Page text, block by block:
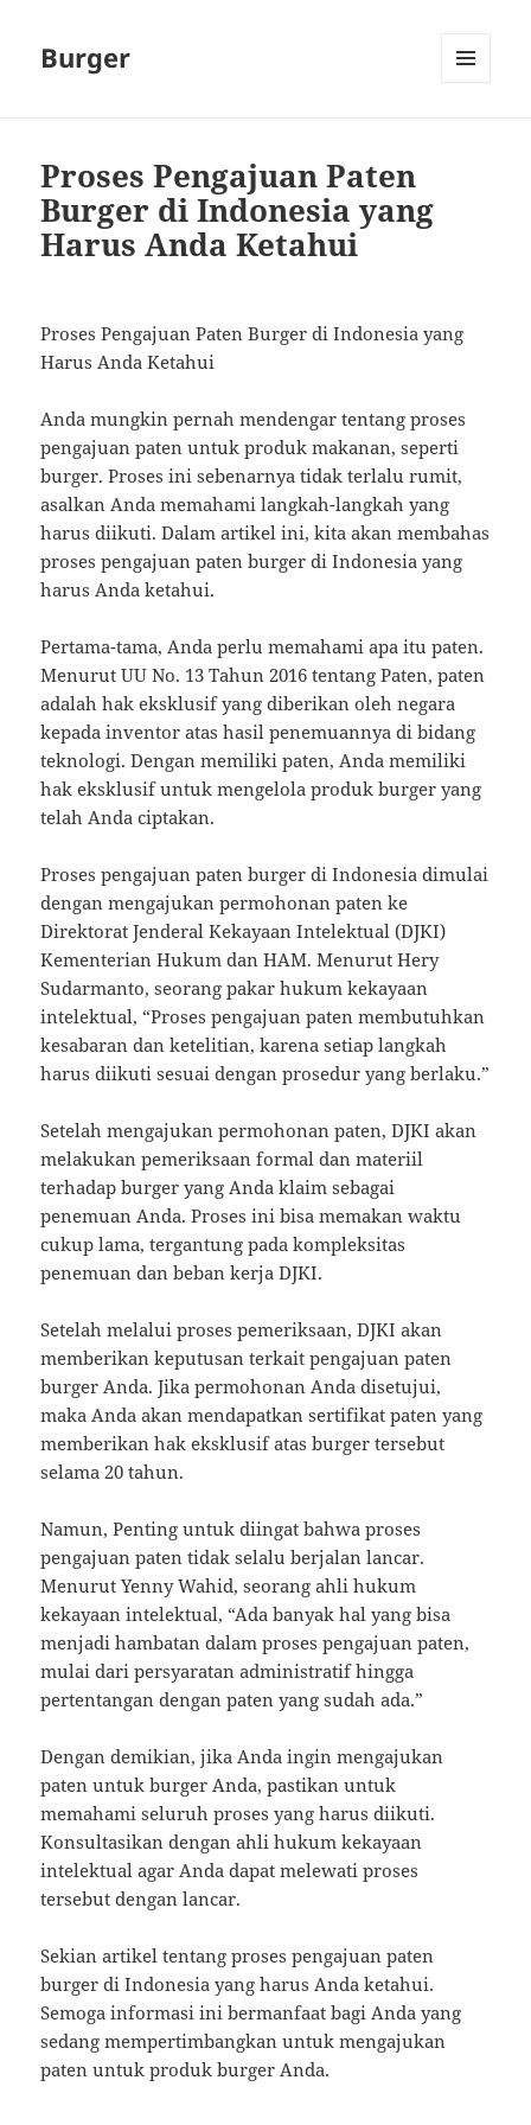
Burger
Proses Pengajuan Paten
Burger di Indonesia yang
Harus Anda Ketahui
Proses Pengajuan Paten Burger di Indonesia yang
Harus Anda Ketahui
Anda mungkin pernah mendengar tentang proses
pengajuan paten untuk produk makanan, seperti
burger. Proses ini sebenarnya tidak terlalu rumit,
asalkan Anda memahami langkah-langkah yang
harus diikuti. Dalam artikel ini, kita akan membahas
proses pengajuan paten burger di Indonesia yang
harus Anda ketahui.
Pertama-tama, Anda perlu memahami apa itu paten.
Menurut UU No. 13 Tahun 2016 tentang Paten, paten
adalah hak eksklusif yang diberikan oleh negara
kepada inventor atas hasil penemuannya di bidang
teknologi. Dengan memiliki paten, Anda memiliki
hak eksklusif untuk mengelola produk burger yang
telah Anda ciptakan.
Proses pengajuan paten burger di Indonesia dimulai
dengan mengajukan permohonan paten ke
Direktorat Jenderal Kekayaan Intelektual (DJKI)
Kementerian Hukum dan HAM. Menurut Hery
Sudarmanto, seorang pakar hukum kekayaan
intelektual, “Proses pengajuan paten membutuhkan
kesabaran dan ketelitian, karena setiap langkah
harus diikuti sesuai dengan prosedur yang berlaku.”
Setelah mengajukan permohonan paten, DJKI akan
melakukan pemeriksaan formal dan materiil
terhadap burger yang Anda klaim sebagai
penemuan Anda. Proses ini bisa memakan waktu
cukup lama, tergantung pada kompleksitas
penemuan dan beban kerja DJKI.
Setelah melalui proses pemeriksaan, DJKI akan
memberikan keputusan terkait pengajuan paten
burger Anda. Jika permohonan Anda disetujui,
maka Anda akan mendapatkan sertifikat paten yang
memberikan hak eksklusif atas burger tersebut
selama 20 tahun.
Namun, Penting untuk diingat bahwa proses
pengajuan paten tidak selalu berjalan lancar.
Menurut Yenny Wahid, seorang ahli hukum
kekayaan intelektual, “Ada banyak hal yang bisa
menjadi hambatan dalam proses pengajuan paten,
mulai dari persyaratan administratif hingga
pertentangan dengan paten yang sudah ada.”
Dengan demikian, jika Anda ingin mengajukan
paten untuk burger Anda, pastikan untuk
memahami seluruh proses yang harus diikuti.
Konsultasikan dengan ahli hukum kekayaan
intelektual agar Anda dapat melewati proses
tersebut dengan lancar.
Sekian artikel tentang proses pengajuan paten
burger di Indonesia yang harus Anda ketahui.
Semoga informasi ini bermanfaat bagi Anda yang
sedang mempertimbangkan untuk mengajukan
paten untuk produk burger Anda.